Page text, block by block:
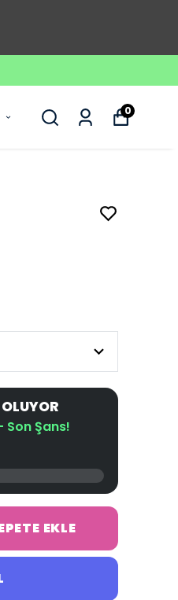
0
Son Şans!
EKLE